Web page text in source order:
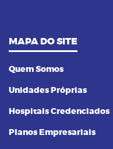
MAPA DO SITE
Quem Somos
Unidades Próprias
Hospitais Credenciados
Planos Empresariais